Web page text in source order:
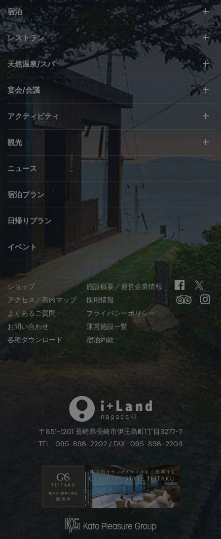
宿泊
レストラン
天然温泉/スパ
宴会/会議
アクティビティ
観光
ニュース
宿泊プラン
日帰りプラン
イベント
ショップ
アクセス／島内マップ
よくあるご質問
お問い合わせ
各種ダウンロード
施設概要／運営企業情報
採用情報
プライバシーポリシー
運営施設一覧
宿泊約款
〒851-1201 長崎県長崎市伊王島町1丁目3277-7
TEL : 095-898-2202 / FAX : 095-898-2204